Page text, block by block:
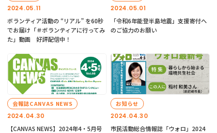
2024.05.11
ボランティア活動の “リアル” を60秒
でお届け「＃ボランティアに行ってみ
た」動画 好評配信中！
2024.05.01
「令和6年能登半島地震」支援寄付へ
のご協力のお願い
2024.04.30
会報誌CANVAS NEWS
【CANVAS NEWS】2024年4・5月号
2024.04.30
お知らせ
市民活動総合情報誌「ウォロ」2024